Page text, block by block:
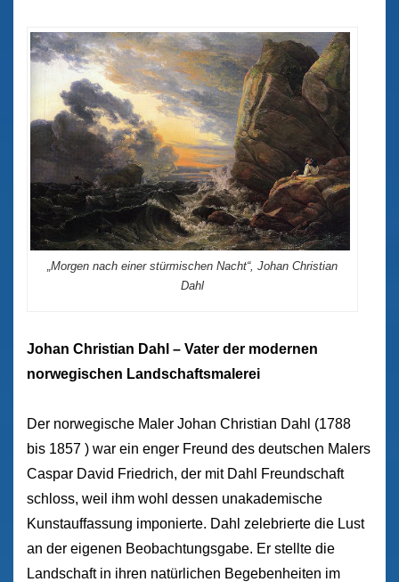
„Morgen nach einer stürmischen Nacht“, Johan Christian
Dahl
Johan Christian Dahl – Vater der modernen
norwegischen Landschaftsmalerei
Der norwegische Maler Johan Christian Dahl (1788
bis 1857 ) war ein enger Freund des deutschen Malers
Caspar David Friedrich, der mit Dahl Freundschaft
schloss, weil ihm wohl dessen unakademische
Kunstauffassung imponierte. Dahl zelebrierte die Lust
an der eigenen Beobachtungsgabe. Er stellte die
Landschaft in ihren natürlichen Begebenheiten im